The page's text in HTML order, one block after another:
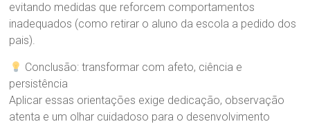
evitando medidas que reforcem comportamentos
inadequados (como retirar o aluno da escola a pedido dos
pais).
Conclusão: transformar com afeto, ciência e
persistência
Aplicar essas orientações exige dedicação, observação
atenta e um olhar cuidadoso para o desenvolvimento